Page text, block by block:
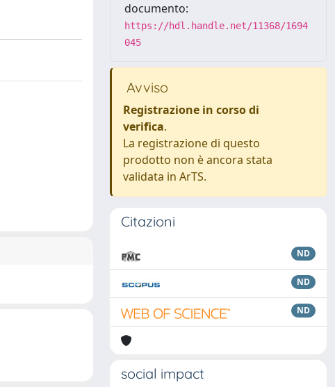
documento:
https://hdl.handle.net/11368/1694
045
Avviso
Registrazione in corso di
verifica.
La registrazione di questo
prodotto non è ancora stata
validata in ArTS.
Citazioni
ND
ND
ND
social impact